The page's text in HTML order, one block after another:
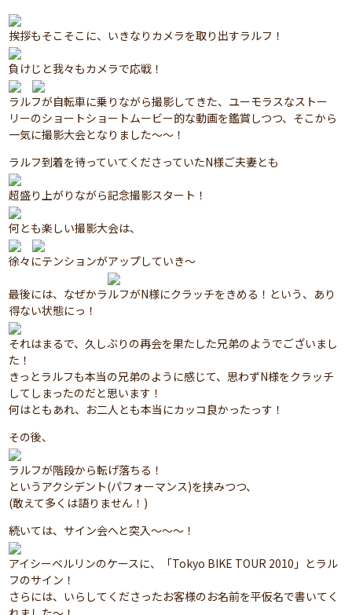
挨拶もそこそこに、いきなりカメラを取り出すラルフ！
負けじと我々もカメラで応戦！
ラルフが自転車に乗りながら撮影してきた、ユーモラスなストー
リーのショートショートムービー的な動画を鑑賞しつつ、そこから
一気に撮影大会となりました～～！
ラルフ到着を待っていてくださっていたN様ご夫妻とも
超盛り上がりながら記念撮影スタート！
何とも楽しい撮影大会は、
徐々にテンションがアップしていき～
最後には、なぜかラルフがN様にクラッチをきめる！という、あり
得ない状態にっ！
それはまるで、久しぶりの再会を果たした兄弟のようでございまし
た！
きっとラルフも本当の兄弟のように感じて、思わずN様をクラッチ
してしまったのだと思います！
何はともあれ、お二人とも本当にカッコ良かったっす！
その後、
ラルフが階段から転げ落ちる！
というアクシデント(パフォーマンス)を挟みつつ、
(敢えて多くは語りません！)
続いては、サイン会へと突入～～～！
アイシーベルリンのケースに、「Tokyo BIKE TOUR 2010」とラル
フのサイン！
さらには、いらしてくださったお客様のお名前を平仮名で書いてく